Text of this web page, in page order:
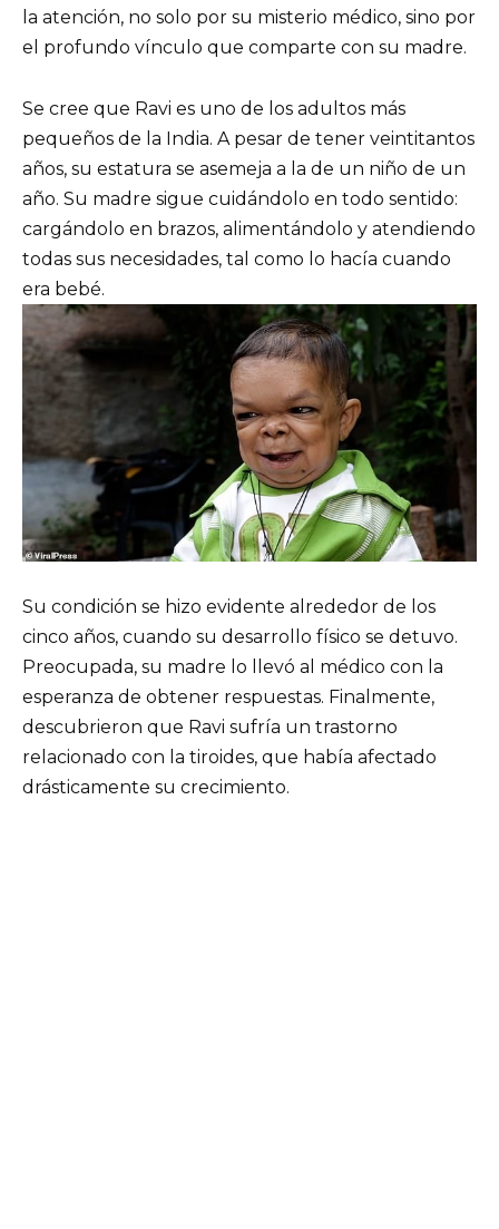
la atención, no solo por su misterio médico, sino por
el profundo vínculo que comparte con su madre.
Se cree que Ravi es uno de los adultos más
pequeños de la India. A pesar de tener veintitantos
años, su estatura se asemeja a la de un niño de un
año. Su madre sigue cuidándolo en todo sentido:
cargándolo en brazos, alimentándolo y atendiendo
todas sus necesidades, tal como lo hacía cuando
era bebé.
Su condición se hizo evidente alrededor de los
cinco años, cuando su desarrollo físico se detuvo.
Preocupada, su madre lo llevó al médico con la
esperanza de obtener respuestas. Finalmente,
descubrieron que Ravi sufría un trastorno
relacionado con la tiroides, que había afectado
drásticamente su crecimiento.